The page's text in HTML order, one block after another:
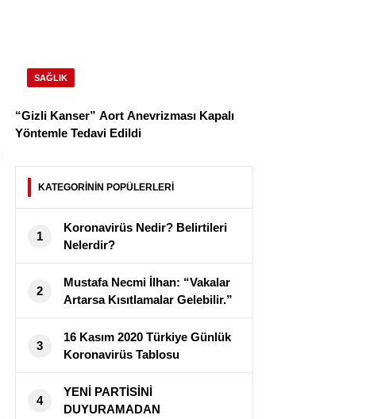
SAĞLIK
“Gizli Kanser” Aort Anevrizması Kapalı
Yöntemle Tedavi Edildi
KATEGORİNİN POPÜLERLERİ
1
Koronavirüs Nedir? Belirtileri
Nelerdir?
2
Mustafa Necmi İlhan: “Vakalar
Artarsa Kısıtlamalar Gelebilir.”
3
16 Kasım 2020 Türkiye Günlük
Koronavirüs Tablosu
Yayımlandı
4
YENİ PARTİSİNİ
DUYURAMADAN